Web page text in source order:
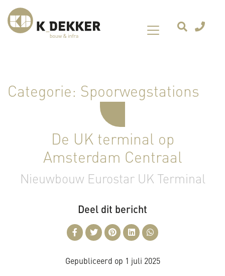
Categorie: Spoorwegstations
De UK terminal op
Amsterdam Centraal
Nieuwbouw Eurostar UK Terminal
Deel dit bericht
Gepubliceerd op 1 juli 2025